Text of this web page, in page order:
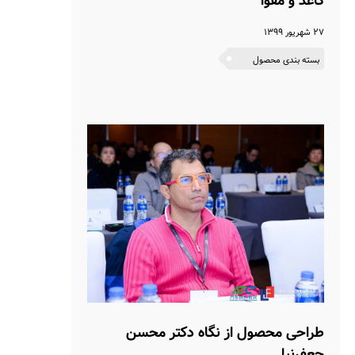
۲۷ شهریور ۱۳۹۹
بسته بندی محصول
طراحی محصول از نگاه دکتر محسن